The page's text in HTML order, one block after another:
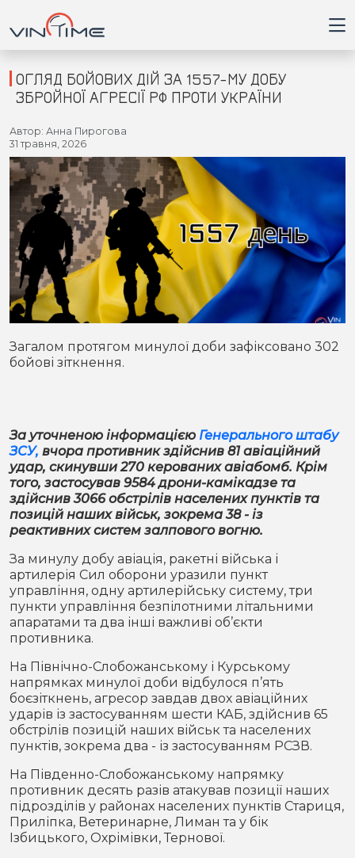
Головна
Війна
Новини
Кримінал
Здоров'я
Приватна думка
В кулуарах
Місто
Відео
Конфлікти
Партнери
Спорт
Історія
Спорт
Футбол
Контакти
Підписатись на нас у Telegram
ОГЛЯД БОЙОВИХ ДІЙ ЗА 1557-МУ ДОБУ
ЗБРОЙНОЇ АГРЕСІЇ РФ ПРОТИ УКРАЇНИ
Автор: Анна Пирогова
31 травня, 2026
Загалом протягом минулої доби зафіксовано 302
бойові зіткнення.
За уточненою інформацією Генерального штабу
ЗСУ, вчора противник здійснив 81 авіаційний
удар, скинувши 270 керованих авіабомб. Крім
того, застосував 9584 дрони-камікадзе та
здійснив 3066 обстрілів населених пунктів та
позицій наших військ, зокрема 38 - із
реактивних систем залпового вогню.
За минулу добу авіація, ракетні війська і
артилерія Сил оборони уразили пункт
управління, одну артилерійську систему, три
пункти управління безпілотними літальними
апаратами та два інші важливі об’єкти
противника.
На Північно-Слобожанському і Курському
напрямках минулої доби відбулося п’ять
боєзіткнень, агресор завдав двох авіаційних
ударів із застосуванням шести КАБ, здійснив 65
обстрілів позицій наших військ та населених
пунктів, зокрема два - із застосуванням РСЗВ.
На Південно-Слобожанському напрямку
противник десять разів атакував позиції наших
підрозділів у районах населених пунктів Стариця,
Приліпка, Ветеринарне, Лиман та у бік
Ізбицького, Охрімівки, Тернової.